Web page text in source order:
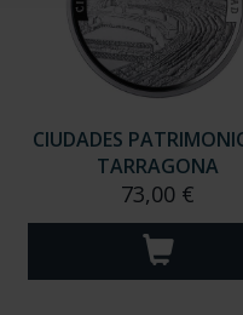
CIUDADES
TARRAGONA
73,00 €